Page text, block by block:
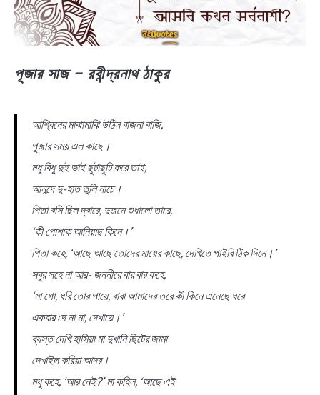
পূজার সাজ – রবীন্দ্রনাথ ঠাকুর
আশ্বিনের মাঝামাঝি উঠিল বাজনা বাজি,
পূজার সময় এল কাছে।
মধু বিধু দুই ভাই ছুটাছুটি করে তাই,
আনন্দে দু-হাত তুলি নাচে।
পিতা বসি ছিল দ্বারে, দুজনে শুধালো তারে,
‘কী পোশাক আনিয়াছ কিনে।’
পিতা কহে, ‘আছে আছে তোদের মায়ের কাছে, দেখিতে পাইবি ঠিক দিনে।’
সবুর সহে না আর- জননীরে বার বার কহে,
‘মা গো, ধরি তোর পায়ে, বাবা আমাদের তরে কী কিনে এনেছে ঘরে
একবার দে না মা, দেখায়ে।’
ব্যস্ত দেখি হাসিয়া মা দুখানি ছিটের জামা
দেখাইল করিয়া আদর।
মধু কহে, ‘আর নেই?’ মা কহিল, ‘আছে এই